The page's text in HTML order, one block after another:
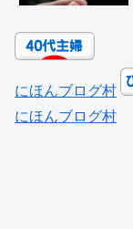
にほんブログ村
にほんブログ村